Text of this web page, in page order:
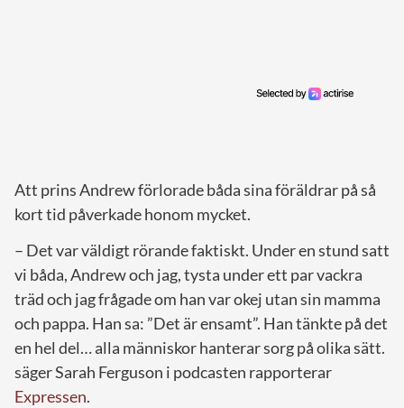
Att prins Andrew förlorade båda sina föräldrar på så
kort tid påverkade honom mycket.
– Det var väldigt rörande faktiskt. Under en stund satt
vi båda, Andrew och jag, tysta under ett par vackra
träd och jag frågade om han var okej utan sin mamma
och pappa. Han sa: ”Det är ensamt”. Han tänkte på det
en hel del… alla människor hanterar sorg på olika sätt.
säger Sarah Ferguson i podcasten rapporterar
Expressen.